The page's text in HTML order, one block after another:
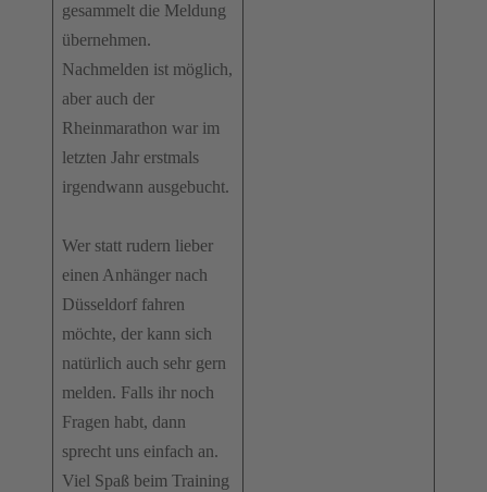
gesammelt die Meldung
übernehmen.
Nachmelden ist möglich,
aber auch der
Rheinmarathon war im
letzten Jahr erstmals
irgendwann ausgebucht.
Wer statt rudern lieber
einen Anhänger nach
Düsseldorf fahren
möchte, der kann sich
natürlich auch sehr gern
melden. Falls ihr noch
Fragen habt, dann
sprecht uns einfach an.
Viel Spaß beim Training